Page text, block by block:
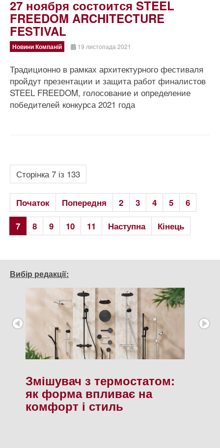
27 ноября состоится STEEL
FREEDOM ARCHITECTURE
FESTIVAL
Новини Компаній 19 листопада 2021
Традиционно в рамках архитектурного фестиваля
пройдут презентации и защита работ финалистов
STEEL FREEDOM, голосование и определение
победителей конкурса 2021 года
Сторінка 7 із 133
Початок Попередня 2 3 4 5
6
7
8 9 10 11 Наступна Кінець
Вибір редакції:
Змішувач з термостатом:
як форма впливає на
комфорт і стиль